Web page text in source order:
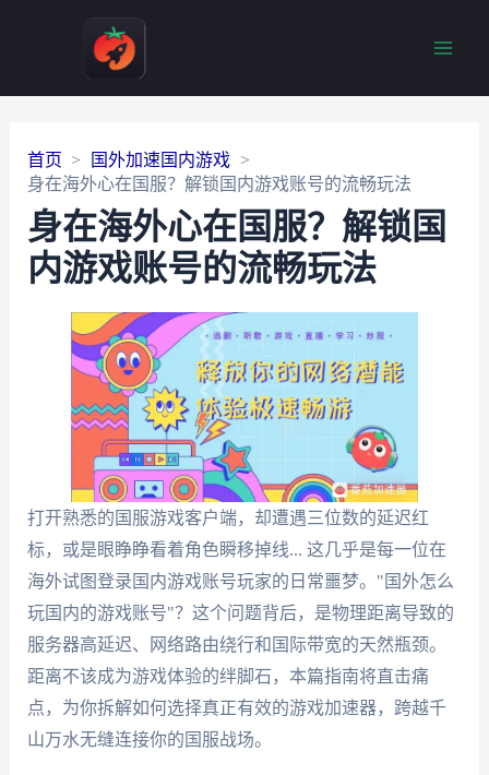
首页
国外加速国内游戏
身在海外心在国服？解锁国内游戏账号的流畅玩法
身在海外心在国服？解锁国
内游戏账号的流畅玩法
打开熟悉的国服游戏客户端，却遭遇三位数的延迟红
标，或是眼睁睁看着角色瞬移掉线... 这几乎是每一位在
海外试图登录国内游戏账号玩家的日常噩梦。"国外怎么
玩国内的游戏账号"？这个问题背后，是物理距离导致的
服务器高延迟、网络路由绕行和国际带宽的天然瓶颈。
距离不该成为游戏体验的绊脚石，本篇指南将直击痛
点，为你拆解如何选择真正有效的游戏加速器，跨越千
山万水无缝连接你的国服战场。